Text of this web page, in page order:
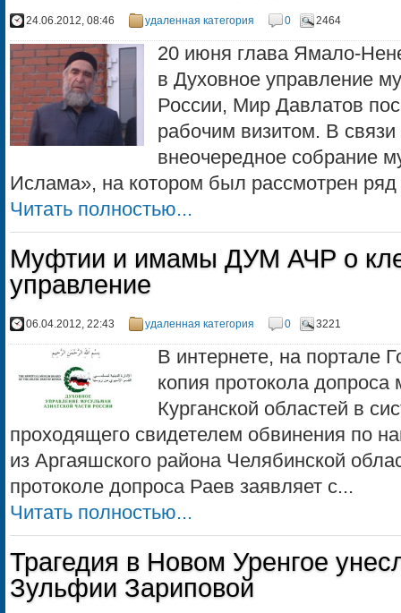
24.06.2012, 08:46 удаленная категория 0 2464
20 июня глава Ямало-
в Духовное управление
России, Мир Давлатов
рабочим визитом. В
внеочередное собрание
Ислама», на котором был рассмотрен ряд
Читать полностью...
Муфтии и имамы ДУМ АЧР о
управление
06.04.2012, 22:43 удаленная категория 0 3221
В интернете, на портале
копия протокола
Курганской областей в
проходящего свидетелем обвинения по
из Аргаяшского района Челябинской
протоколе допроса Раев заявляет с...
Читать полностью...
Трагедия в Новом Уренгое
Зульфии Зариповой